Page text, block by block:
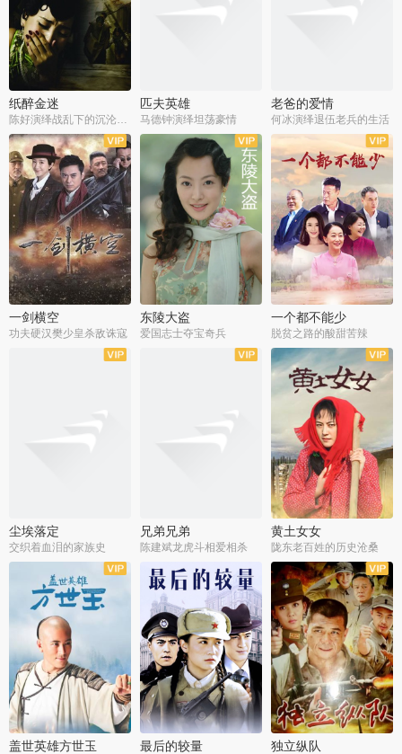
纸醉金迷 匹夫英雄
马德钟演绎坦荡豪情
老爸的爱情
何冰演绎退伍老兵的生活
全40集
一剑横空
功夫硬汉樊少皇杀敌诛寇
全33集
东陵大盗
爱国志士夺宝奇兵
全36集
一个都不能少
脱贫之路的酸甜苦辣
尘埃落定
交织着血泪的家族史
兄弟兄弟
陈建斌龙虎斗相爱相杀
全23集
黄土女女
陇东老百姓的历史沧桑
全36集
盖世英雄方世玉
全28集
最后的较量
全44集
独立纵队